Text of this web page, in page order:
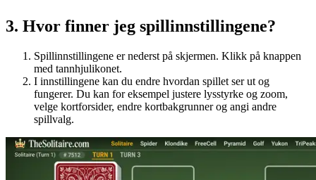
3. Hvor finner jeg spillinnstillingene?
Spillinnstillingene er nederst på skjermen. Klikk på knappen
med tannhjulikonet.
I innstillingene kan du endre hvordan spillet ser ut og
fungerer. Du kan for eksempel justere lysstyrke og zoom,
velge kortforsider, endre kortbakgrunner og angi andre
spillvalg.